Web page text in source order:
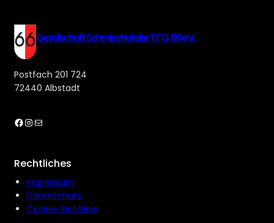
Gesellschaft Schmiechataler T.F.G. 66 e.V.
Postfach 201 724
72440 Albstadt
Facebook InstagramE-Mail
Rechtliches
Impressum
Datenschutz
Cookie-Richtlinie